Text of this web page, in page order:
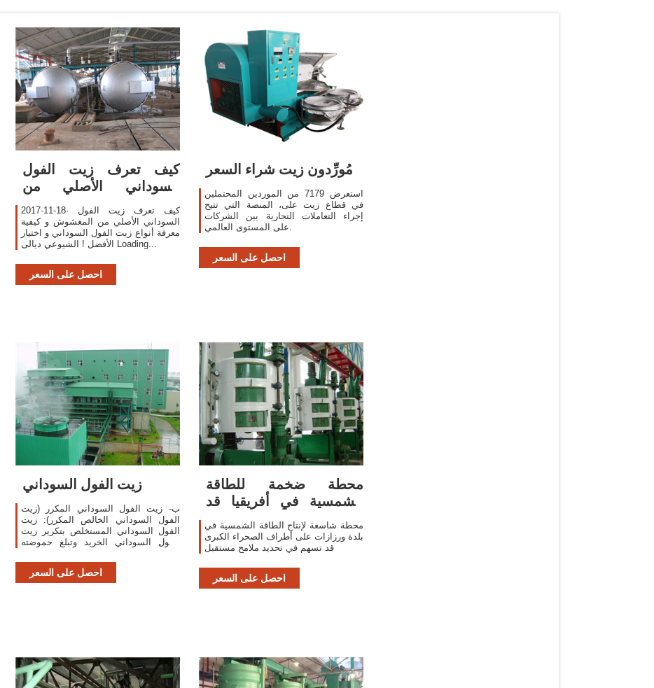
‫كيف تعرف زيت الفول
السوداني الأصلي من
المغشوش و كيفية معرفة
2017-11-18· كيف تعرف زيت الفول
السوداني الأصلي من المغشوش و كيفية
معرفة أنواع زيت الفول السوداني و اختيار
الأفضل ! الشيوعي ديالى Loading...
احصل على السعر
مُورِّدون زيت شراء السعر
استعرض 7179 من الموردين المحتملين
في قطاع زيت على، المنصة التي تتيح
إجراء التعاملات التجارية بين الشركات
على المستوى العالمي.
احصل على السعر
زيت الفول السوداني
‌ب- زيت الفول السوداني المكرر (زيت
الفول السوداني الخالص المكرر): زيت
الفول السوداني المستخلص بتكرير زيت
الفول السوداني الخريد وتبلغ حموضته
احصل على السعر
محطة ضخمة للطاقة
الشمسية في أفريقيا قد
تمد أوروبا بالطاقة
محطة شاسعة لإنتاج الطاقة الشمسية في
بلدة ورزازات على أطراف الصحراء الكبرى
قد تسهم في تحديد ملامح مستقبل
احصل على السعر